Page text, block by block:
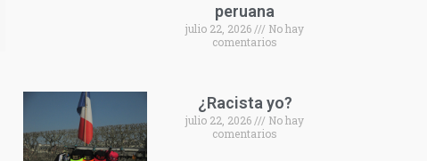
peruana
julio 22, 2026
No hay
comentarios
¿Racista yo?
julio 22, 2026
No hay
comentarios